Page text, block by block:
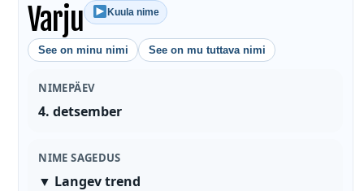
Varju Kuula nime
See on minu nimi See on mu tuttava nimi
NIMEPÄEV
4. detsember
NIME SAGEDUS
▼ Langev trend